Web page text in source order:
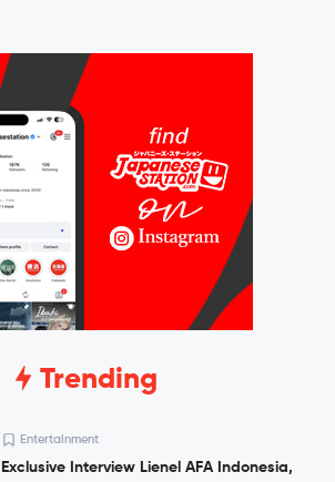
Trending
Entertainment
Exclusive Interview Lienel AFA Indonesia,